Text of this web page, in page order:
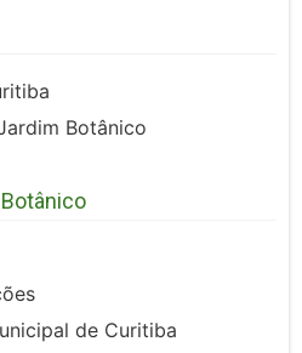
Botânico
de Curitiba